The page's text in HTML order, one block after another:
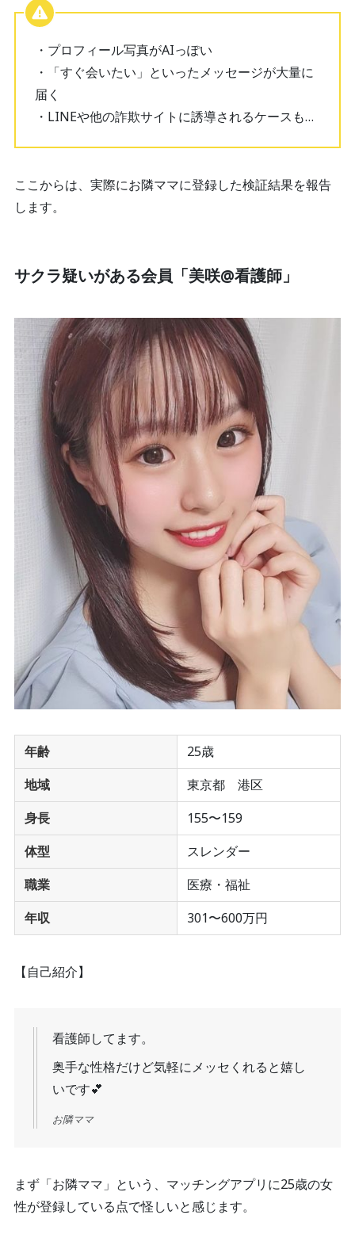
・プロフィール写真がAIっぽい
・「すぐ会いたい」といったメッセージが大量に
届く
・LINEや他の詐欺サイトに誘導されるケースも…
ここからは、実際にお隣ママに登録した検証結果を報告
します。
サクラ疑いがある会員「美咲@看護師」
年齢
25歳
地域
東京都 港区
身長
155〜159
体型
スレンダー
職業
医療・福祉
年収
301〜600万円
【自己紹介】
看護師してます。
奥手な性格だけど気軽にメッセくれると嬉し
いです💕
お隣ママ
まず「お隣ママ」という、マッチングアプリに25歳の女
性が登録している点で怪しいと感じます。